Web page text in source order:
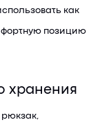
как
позицию
хранения
рюкзак,